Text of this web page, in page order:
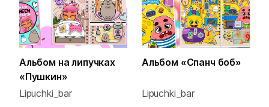
Альбом на липучках
«Пушкин»
Lipuchki_bar
Альбом «Спанч боб»
Lipuchki_bar